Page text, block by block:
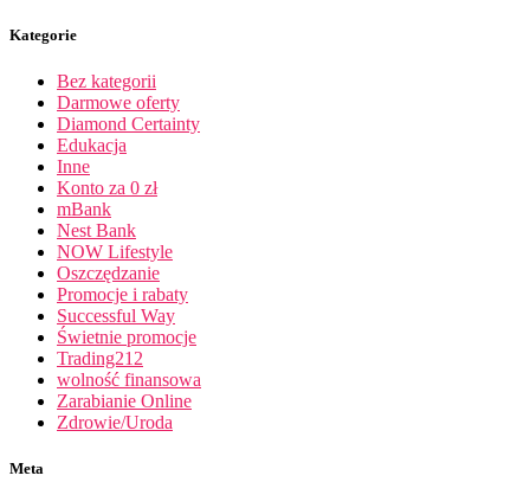
Kategorie
Bez kategorii
Darmowe oferty
Diamond Certainty
Edukacja
Inne
Konto za 0 zł
mBank
Nest Bank
NOW Lifestyle
Oszczędzanie
Promocje i rabaty
Successful Way
Świetnie promocje
Trading212
wolność finansowa
Zarabianie Online
Zdrowie/Uroda
Meta